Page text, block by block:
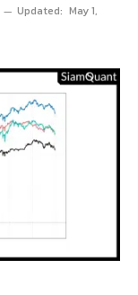
Updated: May 1,